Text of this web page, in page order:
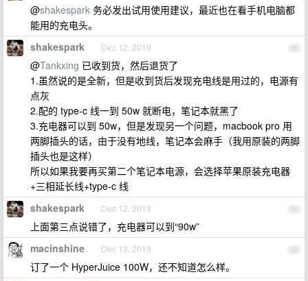
@shakespark 务必发出试用使用建议，最近也在看手机电脑都
能用的充电头。
30
shakespark Dec 12, 2019
@Tankxing 已收到货，然后退货了
1.虽然说的是全新，但是收到货后发现充电线是用过的，电源有
点灰
2.配的 type-c 线一到 50w 就断电，笔记本就黑了
3.充电器可以到 50w，但是发现另一个问题，macbook pro 用
两脚插头的话，由于没有地线，笔记本会麻手（我用原装的两脚
插头也是这样）
所以如果我要再买第二个笔记本电源，会选择苹果原装充电器
+三相延长线+type-c 线
31
shakespark Dec 12, 2019
上面第三点说错了，充电器可以到“90w”
32
macinshine Dec 13, 2019
订了一个 HyperJuice 100W，还不知道怎么样。